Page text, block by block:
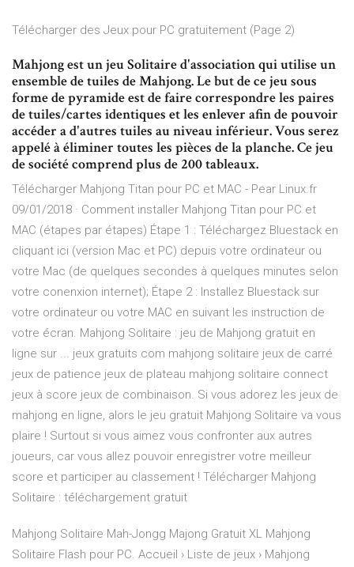
Télécharger des Jeux pour PC gratuitement (Page 2)
Mahjong est un jeu Solitaire d'association qui utilise un
ensemble de tuiles de Mahjong. Le but de ce jeu sous
forme de pyramide est de faire correspondre les paires
de tuiles/cartes identiques et les enlever afin de pouvoir
accéder a d'autres tuiles au niveau inférieur. Vous serez
appelé à éliminer toutes les pièces de la planche. Ce jeu
de société comprend plus de 200 tableaux.
Télécharger Mahjong Titan pour PC et MAC - Pear Linux.fr
09/01/2018 · Comment installer Mahjong Titan pour PC et
MAC (étapes par étapes) Étape 1 : Téléchargez Bluestack en
cliquant ici (version Mac et PC) depuis votre ordinateur ou
votre Mac (de quelques secondes à quelques minutes selon
votre conenxion internet); Étape 2 : Installez Bluestack sur
votre ordinateur ou votre MAC en suivant les instruction de
votre écran. Mahjong Solitaire : jeu de Mahjong gratuit en
ligne sur ... jeux gratuits com mahjong solitaire jeux de carré
jeux de patience jeux de plateau mahjong solitaire connect
jeux à score jeux de combinaison. Si vous adorez les jeux de
mahjong en ligne, alors le jeu gratuit Mahjong Solitaire va vous
plaire ! Surtout si vous aimez vous confronter aux autres
joueurs, car vous allez pouvoir enregistrer votre meilleur
score et participer au classement ! Télécharger Mahjong
Solitaire : téléchargement gratuit
Mahjong Solitaire Mah-Jongg Majong Gratuit XL Mahjong
Solitaire Flash pour PC. Accueil › Liste de jeux › Mahjong